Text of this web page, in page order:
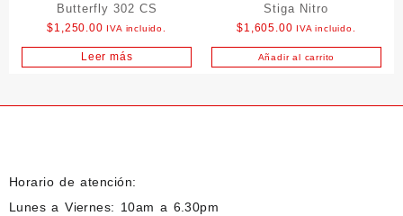
Butterfly 302 CS
$1,250.00 IVA incluido.
Leer más
Stiga Nitro
$1,605.00 IVA incluido.
Añadir al carrito
Horario de atención:
Lunes a Viernes: 10am a 6.30pm